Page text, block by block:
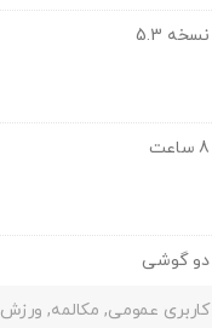
نسخه 5.3
8 ساعت
دو گوشی
کاربری عمومی, مکالمه, ورزش